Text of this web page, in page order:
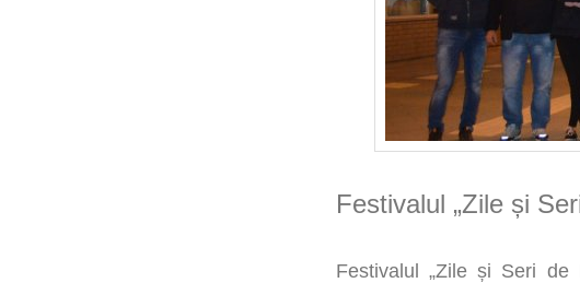
Festivalul „Zile și
Festivalul „Zile și Seri